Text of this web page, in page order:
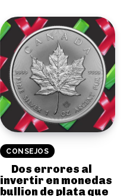
CONSEJOS
Dos errores al
invertir en monedas
bullion de plata que